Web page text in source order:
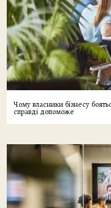
Чому власники бізнесу
справді допоможе